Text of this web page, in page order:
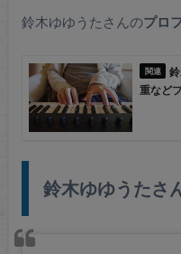
鈴木ゆゆうたさんのプロ
重など
鈴木ゆゆうたさ